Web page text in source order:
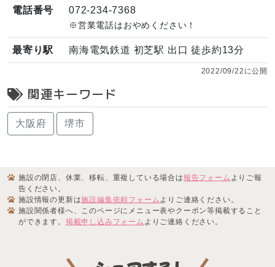
電話番号 072-234-7368
※営業電話はおやめください！
最寄り駅 南海電気鉄道 初芝駅 出口 徒歩約13分
2022/09/22に公開
関連キーワード
大阪府 堺市
施設の閉店、休業、移転、重複している場合は報告フォーム よりご報
告ください。
施設情報の更新は施設編集依頼フォーム よりご連絡ください。
施設関係者様へ、このページにメニュー表やクーポン等掲載すること
ができます。 掲載申し込みフォーム よりご連絡ください。